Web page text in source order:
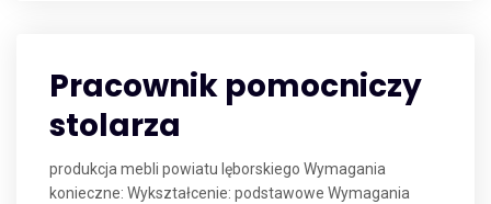
Pracownik pomocniczy
stolarza
produkcja mebli powiatu lęborskiego Wymagania
konieczne: Wykształcenie: podstawowe Wymagania